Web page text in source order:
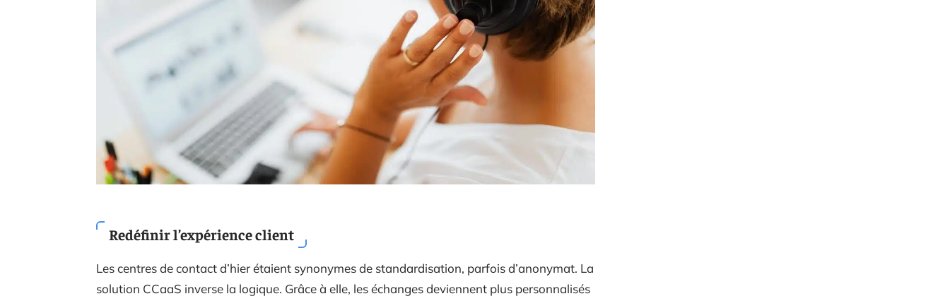
Redéfinir l’expérience client
Les centres de contact d’hier étaient synonymes de standardisation, parfois d’anonymat. La
solution CCaaS inverse la logique. Grâce à elle, les échanges deviennent plus personnalisés